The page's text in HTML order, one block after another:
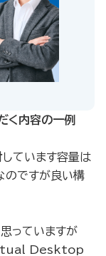
く内容の一例​
ています容量は
のですが良い構
っていますが
Desktop